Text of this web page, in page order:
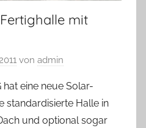
mit
von admin
hat eine neue Solar-
standardisierte Halle in
und optional sogar